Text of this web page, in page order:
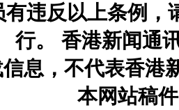
违反以上条例，
行。 香港新闻通
息，不代表香港
本网站稿